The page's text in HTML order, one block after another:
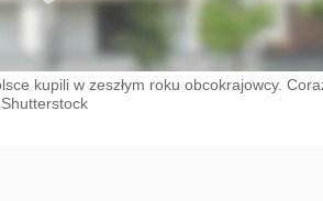
kupili w zeszłym roku obcokrajowcy.
Shutterstock